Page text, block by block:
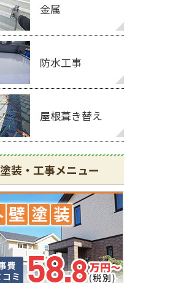
金属
防水工事
屋根葺き替え
塗装・工事メニュー